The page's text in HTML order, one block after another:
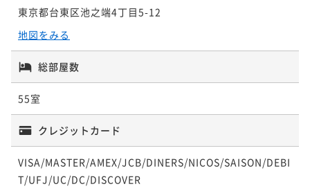
¥20,970~
シアターキングルーム
17平米 禁煙 無料Wi-Fi
ダブル
¥15,120~
2名 ¥ 14,061 ~
東京都台東区池之端4丁目5-12
地図をみる
総部屋数
55室
クレジットカード
VISA/MASTER/AMEX/JCB/DINERS/NICOS/SAISON/DEBI
T/UFJ/UC/DC/DISCOVER